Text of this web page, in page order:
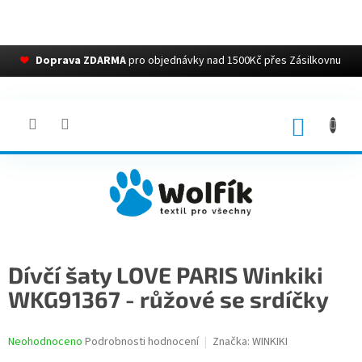
❤ Doprava ZDARMApro objednávky nad 1500Kč přes Zásilkovnu
Dívčí šaty LOVE PARIS Winkiki
WKG91367 - růžové se srdíčky
Průměrné
Neohodnoceno Podrobnosti hodnocení Značka: WINKIKI